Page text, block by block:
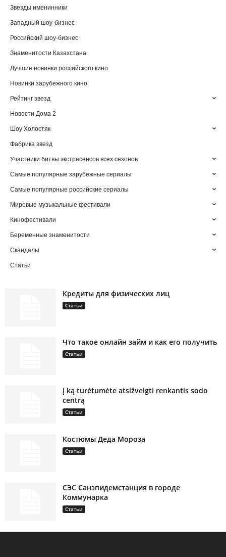
Звезды именинники
Западный шоу-бизнес
Российский шоу-бизнес
Знаменитости Казахстана
Лучшие новинки российского кино
Новинки зарубежного кино
Рейтинг звезд
Новости Дома 2
Шоу Холостяк
Фабрика звезд
Участники битвы экстрасенсов всех сезонов
Самые популярные зарубежные сериалы
Самые популярные российские сериалы
Мировые музыкальные фестивали
Кинофестивали
Беременные знаменитости
Скандалы
Статьи
Кредиты для физических лиц
Статьи
Что такое онлайн займ и как его получить
Статьи
Į ką turėtumėte atsižvelgti renkantis sodo
centrą
Статьи
Костюмы Деда Мороза
Статьи
СЭС Санэпидемстанция в городе
Коммунарка
Статьи